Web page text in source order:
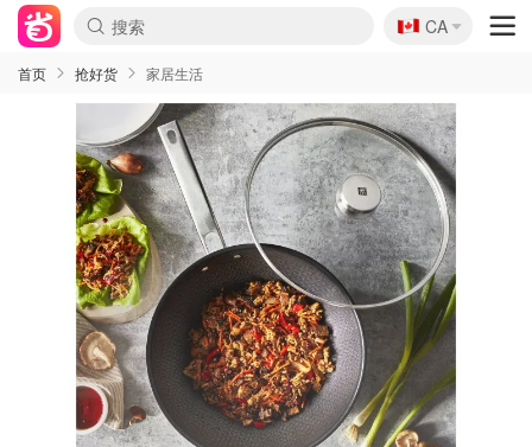
🇨🇦
CA
首页 抢好货 家居生活